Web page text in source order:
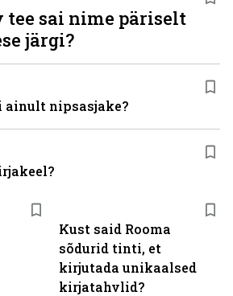
Kust said Rooma
sõdurid tinti, et
kirjutada unikaalsed
kirjatahvlid?
tee sai nime päriselt
järgi?
ainult nipsasjake?